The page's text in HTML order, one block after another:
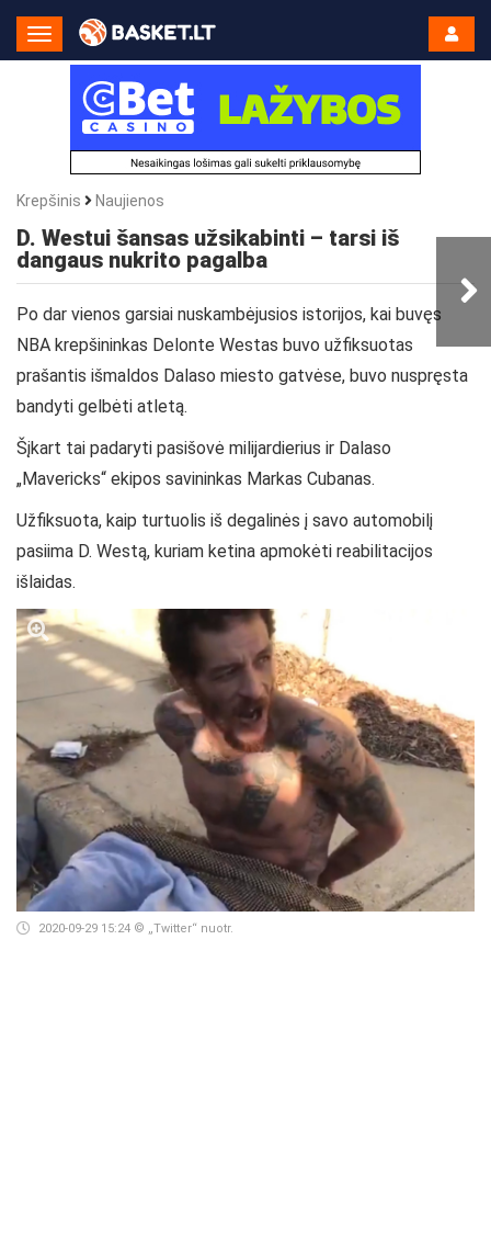
Toggle
Navigation
Krepšinis Naujienos
D. Westui šansas užsikabinti – tarsi iš
dangaus nukrito pagalba
Po dar vienos garsiai nuskambėjusios istorijos, kai buvęs
NBA krepšininkas Delonte Westas buvo užfiksuotas
prašantis išmaldos Dalaso miesto gatvėse, buvo nuspręsta
bandyti gelbėti atletą.
Šįkart tai padaryti pasišovė milijardierius ir Dalaso
„Mavericks“ ekipos savininkas Markas Cubanas.
Užfiksuota, kaip turtuolis iš degalinės į savo automobilį
pasiima D. Westą, kuriam ketina apmokėti reabilitacijos
išlaidas.
2020-09-29 15:24 © „Twitter“ nuotr.